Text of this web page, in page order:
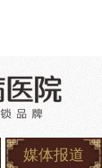
媒体报道